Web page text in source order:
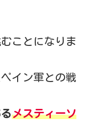
ことになりま
イン軍との戦
メスティーソ